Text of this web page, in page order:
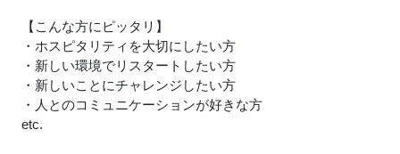
【こんな方にピッタリ】
・ホスピタリティを大切にしたい方
・新しい環境でリスタートしたい方
・新しいことにチャレンジしたい方
・人とのコミュニケーションが好きな方
etc.